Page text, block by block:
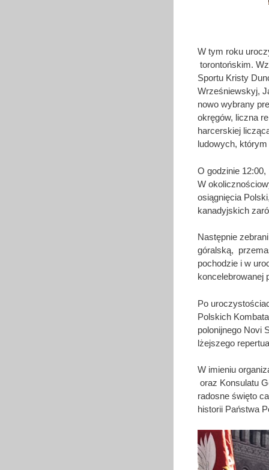
W tym roku
torontońskim.
Sportu Kristy
Wrześniewskyj,
nowo wybrany
okręgów, liczna
harcerskiej
ludowych,
O godzinie
W
osiągnięcia
kanadyjskich
Następnie
góralską,
pochodzie i w
koncelebrowanej
Po
Polskich
polonijnego Novi
lżejszego
W imieniu
oraz Konsulatu
radosne święto
historii Państwa